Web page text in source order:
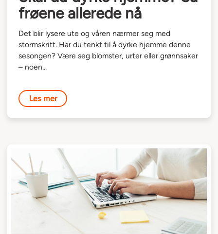
frøene allerede nå
Det blir lysere ute og våren nærmer seg med
stormskritt. Har du tenkt til å dyrke hjemme denne
sesongen? Være seg blomster, urter eller grønnsaker
– noen...
Les mer